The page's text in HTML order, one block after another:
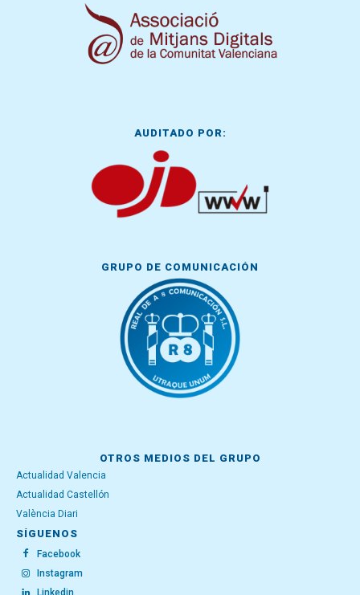
AUDITADO POR:
GRUPO DE COMUNICACIÓN
OTROS MEDIOS DEL GRUPO
Actualidad Valencia
Actualidad Castellón
València Diari
SÍGUENOS
Facebook
Instagram
Linkedin